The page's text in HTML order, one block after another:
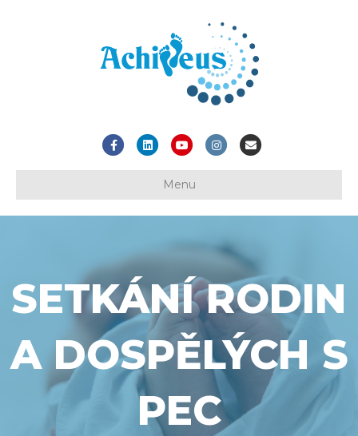
FacebookLinkedinYoutubeInstagram
Email
Menu
SETKÁNÍ RODIN
A DOSPĚLÝCH S
PEC